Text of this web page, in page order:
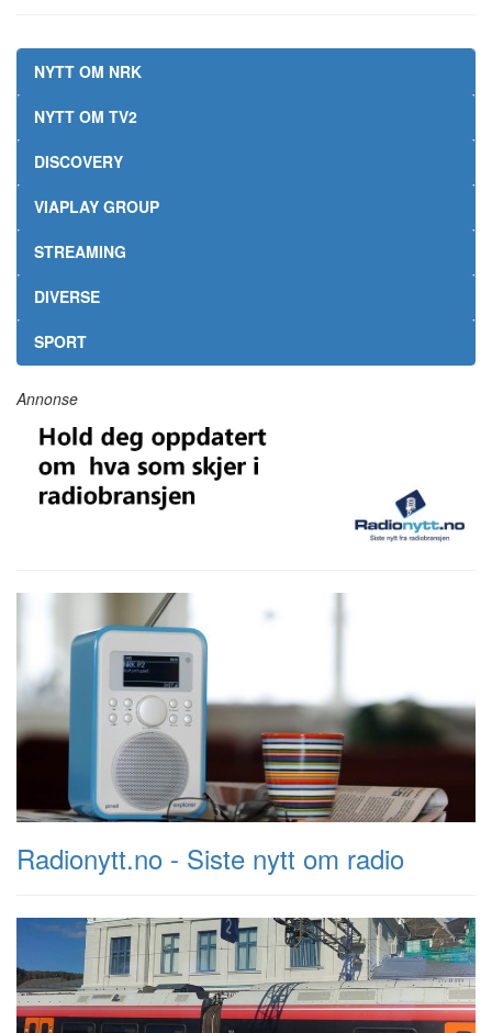
NYTT OM NRK
NYTT OM TV2
DISCOVERY
VIAPLAY GROUP
STREAMING
DIVERSE
SPORT
Annonse
Radionytt.no - Siste nytt om radio